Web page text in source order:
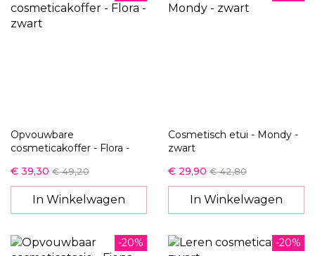
Opvouwbare
cosmeticakoffer - Flora -
€ 39,30 € 49,20
In Winkelwagen
Cosmetisch etui - Mondy -
zwart
€ 29,90 € 42,80
In Winkelwagen
-20% -20%